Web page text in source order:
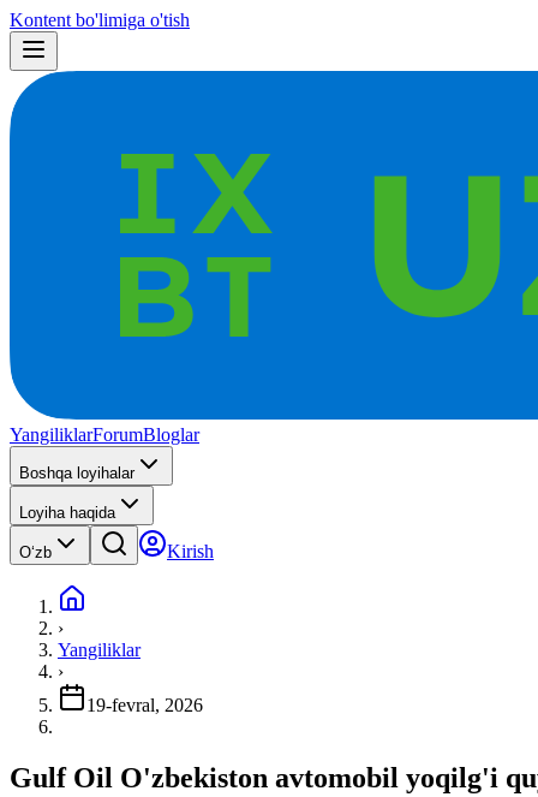
Kontent bo'limiga o'tish
YangiliklarForumBloglar
Boshqa loyihalar
Loyiha haqida
Oʻzb Kirish
›
Yangiliklar
›
19-fevral, 2026
Gulf Oil O'zbekiston avtomobil yoqilg'i